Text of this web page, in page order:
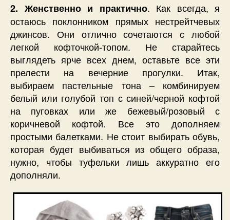
2. Женственно и практично. Как всегда, я
остаюсь поклонником прямых нестрейтчевых
джинсов. Они отлично сочетаются с любой
легкой кофточкой-топом. Не старайтесь
выглядеть ярче всех днем, оставьте все эти
прелести на вечерние прогулки. Итак,
выбираем пастельные тона – комбинируем
белый или голубой топ с синей/черной кофтой
на пуговках или же бежевый/розовый с
коричневой кофтой. Все это дополняем
простыми балетками. Не стоит выбирать обувь,
которая будет выбиваться из общего образа,
нужно, чтобы туфельки лишь аккуратно его
дополняли.